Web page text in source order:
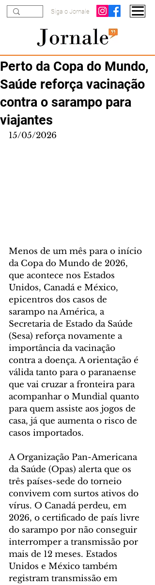
Siga o Jornale
Perto da Copa do Mundo,
Saúde reforça vacinação
contra o sarampo para
viajantes
15/05/2026
Menos de um mês para o início
da Copa do Mundo de 2026,
que acontece nos Estados
Unidos, Canadá e México,
epicentros dos casos de
sarampo na América, a
Secretaria de Estado da Saúde
(Sesa) reforça novamente a
importância da vacinação
contra a doença. A orientação é
válida tanto para o paranaense
que vai cruzar a fronteira para
acompanhar o Mundial quanto
para quem assiste aos jogos de
casa, já que aumenta o risco de
casos importados.
A Organização Pan-Americana
da Saúde (Opas) alerta que os
três países-sede do torneio
convivem com surtos ativos do
vírus. O Canadá perdeu, em
2026, o certificado de país livre
do sarampo por não conseguir
interromper a transmissão por
mais de 12 meses. Estados
Unidos e México também
registram transmissão em